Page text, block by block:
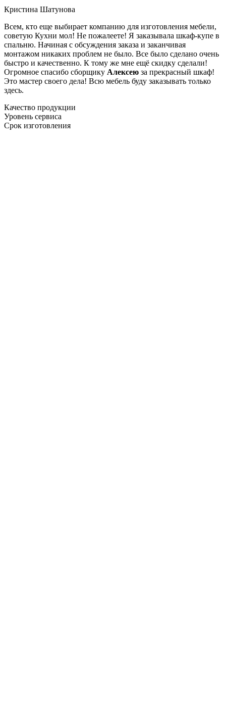
Кристина Шатунова
Всем, кто еще выбирает компанию для изготовления мебели,
советую Кухни мол! Не пожалеете! Я заказывала шкаф-купе в
спальню. Начиная с обсуждения заказа и заканчивая
монтажом никаких проблем не было. Все было сделано очень
быстро и качественно. К тому же мне ещё скидку сделали!
Огромное спасибо сборщику Алексею за прекрасный шкаф!
Это мастер своего дела! Всю мебель буду заказывать только
здесь.
Качество продукции
Уровень сервиса
Срок изготовления